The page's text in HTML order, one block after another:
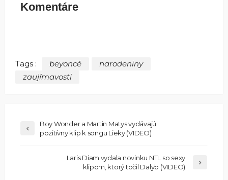
Komentáre
Tags : beyoncé
narodeniny
zaujímavosti
Boy Wonder a Martin Matys vydávajú
pozitívny klip k songu Lieky (VIDEO)
Laris Diam vydala novinku NTL so sexy
klipom, ktorý točil Dalyb (VIDEO)